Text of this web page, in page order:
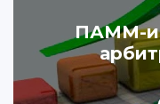
ПАММ-